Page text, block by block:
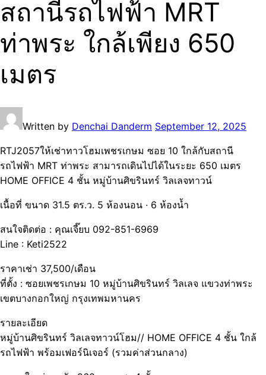
สถานีรถไฟฟ้า MRT
ท่าพระ ใกล้เพียง 650
เมตร
Written by Denchai Danderm September 12, 2025
RTJ2057ให้เช่าทาวโฮมเพชรเกษม ซอย 10 ใกล้กับสถานี
รถไฟฟ้า MRT ท่าพระ สามารถเดินไปได้ในระยะ 650 เมตร
HOME OFFICE 4 ชั้น หมู่บ้านศิขรินทร์ วิลเลจทาวน์
เนื้อที่ ขนาด 31.5 ตร.ว. 5 ห้องนอน · 6 ห้องน้ำ
สนใจติดต่อ : คุณเจี๊ยบ 092-851-6969
Line : Keti2522
ราคาเช่า 37,500/เดือน
ที่ตั้ง : ซอยเพชรเกษม 10 หมู่บ้านศิขรินทร์ วิลเลจ แขวงท่าพระ
เขตบางกอกใหญ่ กรุงเทพมหานคร
รายละเอียด
หมู่บ้านศิขรินทร์ วิลเลจทาวน์โฮม// HOME OFFICE 4 ชั้น ใกล้
รถไฟฟ้า พร้อมเฟอร์นิเจอร์ (รวมค่าส่วนกลาง)